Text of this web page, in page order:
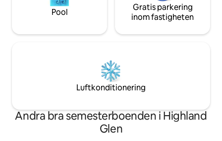
Pool
Gratis parkering
inom fastigheten
Luftkonditionering
Andra bra semesterboenden i Highland
Glen